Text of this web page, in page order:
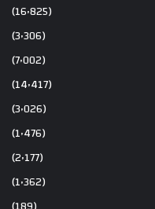
(16٬825)
(3٬306)
(7٬002)
(14٬417)
(3٬026)
(1٬476)
(2٬177)
(1٬362)